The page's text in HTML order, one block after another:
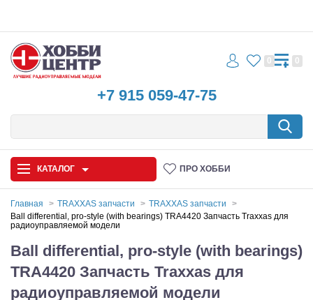
+7 915 059-47-75
0 0
КАТАЛОГ ПРО ХОББИ
Автомодели
Запчасти и аксессуары
Игрушки
Главная TRAXXAS запчасти
TRAXXAS запчасти
Ball differential, pro-style (with bearings) TRA4420 Запчасть Traxxas для
радиоуправляемой модели
Ball differential, pro-style (with bearings)
TRA4420 Запчасть Traxxas для
радиоуправляемой модели